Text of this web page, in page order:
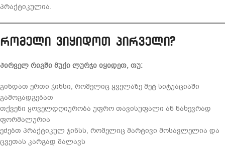
პრაქტიკულია.
რომელი ვიყიდოთ პირველი?
პირველ რიგში მუქი ლურჯი იყიდეთ, თუ:
გინდათ ერთი ჯინსი, რომელიც ყველაზე მეტ სიტუაციაში
გამოგადგებათ
თქვენი ყოველდღიურობა უფრო თავისუფალი ან ნახევრად
ფორმალურია
ეძებთ პრაქტიკულ ჯინსს, რომელიც მარტივი მოსავლელია და
ცვეთას კარგად მალავს